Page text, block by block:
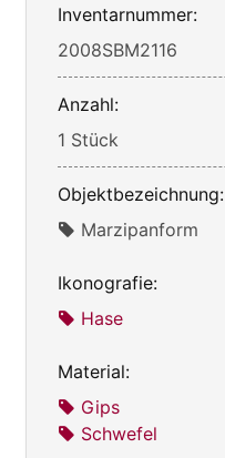
Inventarnummer:
2008SBM2116
Anzahl:
1 Stück
Objektbezeichnung:
Marzipanform
Ikonografie:
Hase
Material:
Gips
Schwefel